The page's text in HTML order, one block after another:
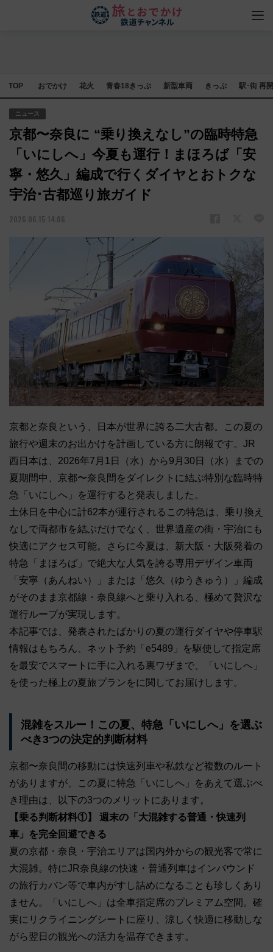
TOP おでかけ 花火 青春18きっぷ 新型車両 きっぷ 駅･街 再
ニュース
京都〜奈良に “乗り換えなし”の臨時特急
「いにしへ」今夏も運行！まほろば「安
寧・悠久」編成で行くダイヤとおトクな
宇治･古都巡り旅ガイド
2026.06.15 14:06
京都と奈良という、日本が世界に誇る二大古都。この夏の
旅行や週末のお出かけを計画している方に朗報です。JR
西日本は、2026年7月1日（水）から9月30日（水）までの
夏期間中、京都〜奈良間をダイレクトに結ぶ特別な臨時特
急「いにしへ」を運行すると発表しました。
土休日を中心に計62本が運行されるこの特急は、乗り換え
なしで両都市を結ぶだけでなく、世界遺産の街・宇治にも
快適にアクセス可能。さらに今夏は、新大阪・大阪発着の
特急「まほろば」で絶大な人気を誇る専用デザイン車両
「安寧（あんねい）」または「悠久（ゆうきゅう）」編成
がそのまま京都線・奈良線へと乗り入れる、極めて贅沢な
運行ループが実現します。
本記事では、発表されたばかりの夏の運行ダイヤや停車駅
情報はもちろん、ネット予約「e5489」を駆使して指定席
を最安でスマートに手に入れる裏ワザまで、「いにしへ」
を使った極上の夏旅プランをに関してお届けします。
混雑をスルー！この夏、特急「いにしへ」を選ぶ
べき3つの決定的判断材料
京都〜奈良間の移動には快速列車や私鉄など複数のルート
がありますが、この夏に特急「いにしへ」をあえて選ぶべ
き理由は、以下の3つのメリットにあります。
【乗る判断材料①】 週末の「大混雑する普通・快速列
車」を完全回避できる
夏の京都・奈良・宇治エリアは国内外からの観光客で常に
大混雑。特にJR奈良線の快速・普通列車はインバウンド
の旅行カバン等で車内がすし詰めになることも珍しくあり
ません。「いにしへ」は全車指定席のプレミアム空間。確
実にリクライニングシートに座り、涼しく快適に移動しな
がら翌日の観光への活力を温存できます。